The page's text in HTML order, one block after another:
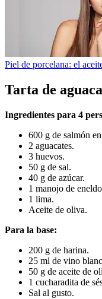
Piel de porcelana: el
Tarta de
Ingredientes para 4
600 g de salmón
2 aguacates.
3 huevos.
50 g de sal.
40 g de azúcar.
1 manojo de
1 lima.
Aceite de oliva.
Para la base:
200 g de harina.
25 ml de vino
50 g de aceite de
1 cucharadita de
Sal al gusto.